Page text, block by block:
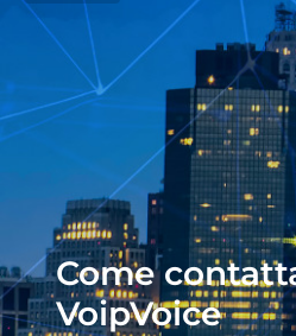
Come
VoipVoice